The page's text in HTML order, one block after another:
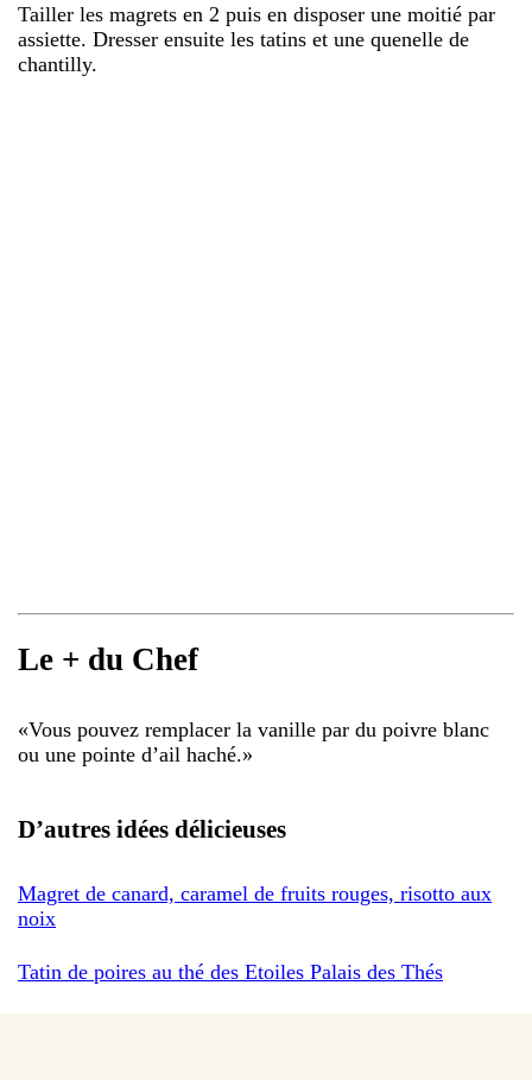
Tailler les magrets en 2 puis en disposer une moitié par
assiette. Dresser ensuite les tatins et une quenelle de
chantilly.
Le + du Chef
«Vous pouvez remplacer la vanille par du poivre blanc
ou une pointe d’ail haché.»
D’autres idées délicieuses
Magret de canard, caramel de fruits rouges, risotto aux
noix
Tatin de poires au thé des Etoiles Palais des Thés